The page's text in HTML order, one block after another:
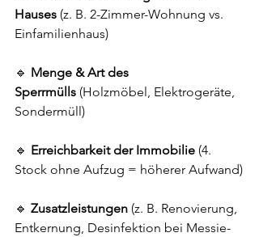
Hauses (z. B. 2-Zimmer-Wohnung vs.
Einfamilienhaus)
🔹 Menge & Art des
Sperrmülls (Holzmöbel, Elektrogeräte,
Sondermüll)
🔹 Erreichbarkeit der Immobilie (4.
Stock ohne Aufzug = höherer Aufwand)
🔹 Zusatzleistungen (z. B. Renovierung,
Entkernung, Desinfektion bei Messie-